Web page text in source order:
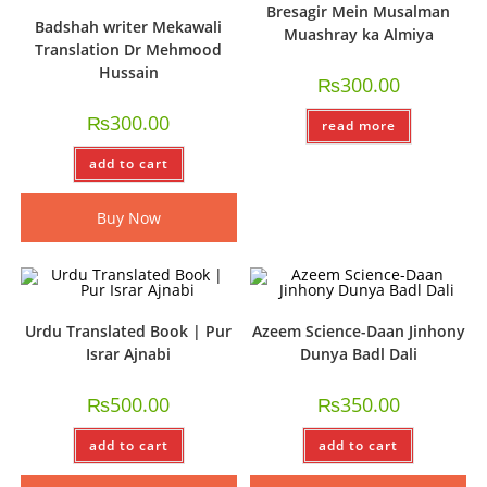
Badshah writer Mekawali
Translation Dr Mehmood
Hussain
₨300.00
add to cart
Buy Now
Bresagir Mein Musalman
Muashray ka Almiya
₨300.00
read more
Urdu Translated Book | Pur
Israr Ajnabi
₨500.00
add to cart
Azeem Science-Daan Jinhony
Dunya Badl Dali
₨350.00
add to cart